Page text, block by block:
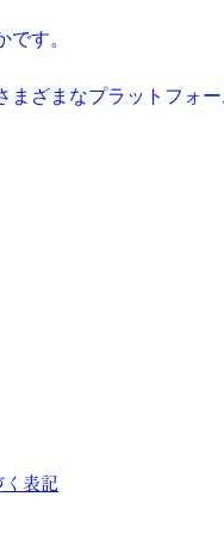
す。
まざまなプラットフォ
く表記